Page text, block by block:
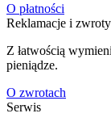
O płatności
Reklamacje i zwroty
Z łatwością
pieniądze.
O zwrotach
Serwis